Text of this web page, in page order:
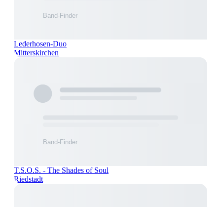
Lederhosen-Duo
Mitterskirchen
T.S.O.S. - The Shades of Soul
Riedstadt